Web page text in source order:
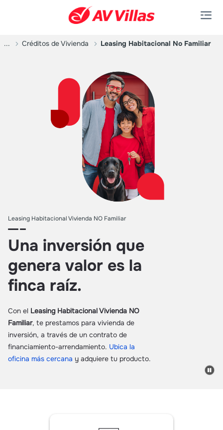
Saltar al contenido principal
... Créditos de Vivienda Leasing Habitacional No Familiar
Leasing Habitacional Vivienda NO Familiar
Una inversión que
genera valor es la
finca raíz.
Con el Leasing Habitacional Vivienda NO
Familiar, te prestamos para vivienda de
inversión, a través de un contrato de
financiamiento-arrendamiento. Ubica la
oficina más cercana y adquiere tu producto.